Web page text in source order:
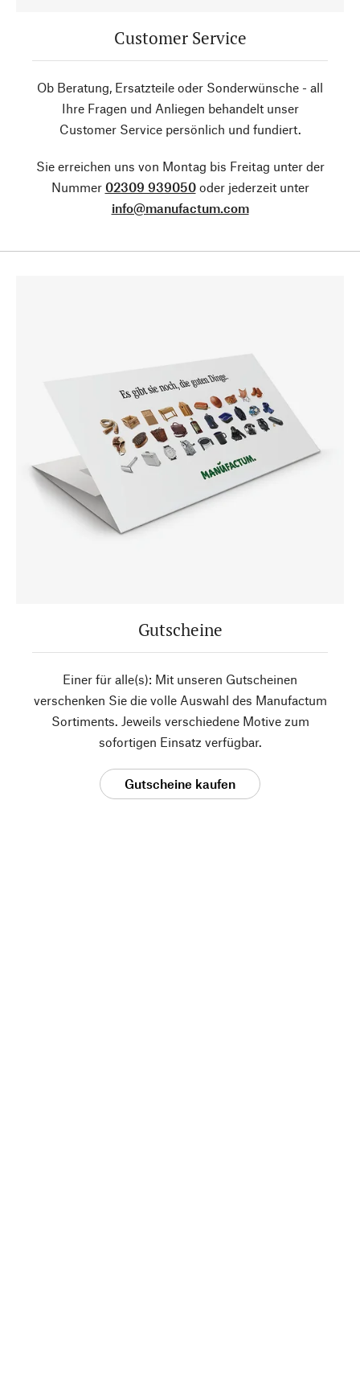
Customer Service
Ob Beratung, Ersatzteile oder Sonderwünsche - all
Ihre Fragen und Anliegen behandelt unser
Customer Service persönlich und fundiert.
Sie erreichen uns von Montag bis Freitag unter der
Nummer 02309 939050oder jederzeit unter
info@manufactum.com
Gutscheine
Einer für alle(s): Mit unseren Gutscheinen
verschenken Sie die volle Auswahl des Manufactum
Sortiments. Jeweils verschiedene Motive zum
sofortigen Einsatz verfügbar.
Gutscheine kaufen